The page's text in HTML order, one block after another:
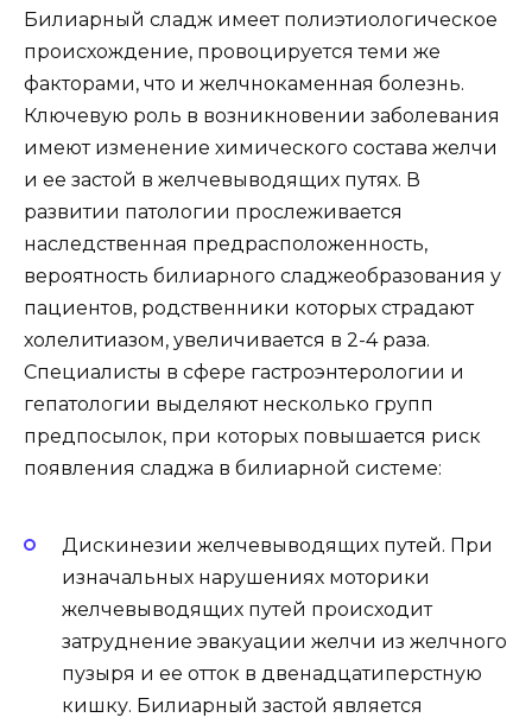
Билиарный сладж имеет полиэтиологическое
происхождение, провоцируется теми же
факторами, что и желчнокаменная болезнь.
Ключевую роль в возникновении заболевания
имеют изменение химического состава желчи
и ее застой в желчевыводящих путях. В
развитии патологии прослеживается
наследственная предрасположенность,
вероятность билиарного сладжеобразования у
пациентов, родственники которых страдают
холелитиазом, увеличивается в 2-4 раза.
Специалисты в сфере гастроэнтерологии и
гепатологии выделяют несколько групп
предпосылок, при которых повышается риск
появления сладжа в билиарной системе:
Дискинезии желчевыводящих путей. При
изначальных нарушениях моторики
желчевыводящих путей происходит
затруднение эвакуации желчи из желчного
пузыря и ее отток в двенадцатиперстную
кишку. Билиарный застой является